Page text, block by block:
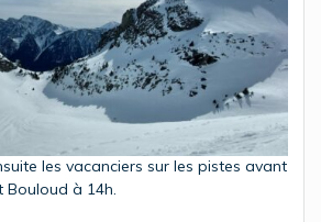
les vacanciers sur les pistes avant
Bouloud à 14h.